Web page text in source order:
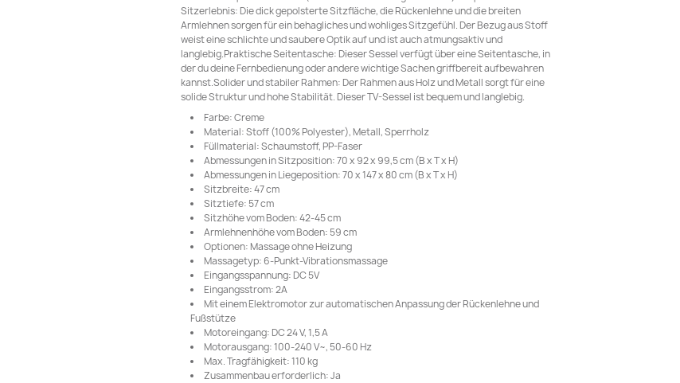
Sitzerlebnis: Die dick gepolsterte Sitzfläche, die Rückenlehne und die breiten
Armlehnen sorgen für ein behagliches und wohliges Sitzgefühl. Der Bezug aus Stoff
weist eine schlichte und saubere Optik auf und ist auch atmungsaktiv und
langlebig.Praktische Seitentasche: Dieser Sessel verfügt über eine Seitentasche, in
der du deine Fernbedienung oder andere wichtige Sachen griffbereit aufbewahren
kannst.Solider und stabiler Rahmen: Der Rahmen aus Holz und Metall sorgt für eine
solide Struktur und hohe Stabilität. Dieser TV-Sessel ist bequem und langlebig.
Farbe: Creme
Material: Stoff (100% Polyester), Metall, Sperrholz
Füllmaterial: Schaumstoff, PP-Faser
Abmessungen in Sitzposition: 70 x 92 x 99,5 cm (B x T x H)
Abmessungen in Liegeposition: 70 x 147 x 80 cm (B x T x H)
Sitzbreite: 47 cm
Sitztiefe: 57 cm
Sitzhöhe vom Boden: 42-45 cm
Armlehnenhöhe vom Boden: 59 cm
Optionen: Massage ohne Heizung
Massagetyp: 6-Punkt-Vibrationsmassage
Eingangsspannung: DC 5V
Eingangsstrom: 2A
Mit einem Elektromotor zur automatischen Anpassung der Rückenlehne und
Fußstütze
Motoreingang: DC 24 V, 1,5 A
Motorausgang: 100-240 V~, 50-60 Hz
Max. Tragfähigkeit: 110 kg
Zusammenbau erforderlich: Ja